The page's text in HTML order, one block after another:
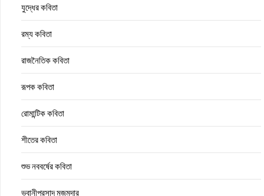
যুদ্ধের কবিতা
রম্য কবিতা
রাজনৈতিক কবিতা
রূপক কবিতা
রোমান্টিক কবিতা
শীতের কবিতা
শুভ নববর্ষের কবিতা
ভবানীপ্রসাদ মজুমদার